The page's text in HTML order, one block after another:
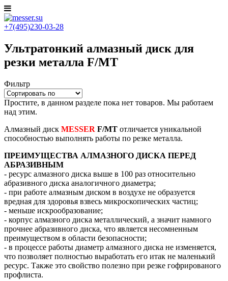
+7(495)230-03-28
Ультратонкий алмазный диск для
резки металла F/MT
Фильтр
Простите, в данном разделе пока нет товаров. Мы работаем
над этим.
Алмазный диск MESSER F/MТ отличается уникальной
способностью выполнять работы по резке металла.
ПРЕИМУЩЕСТВА АЛМАЗНОГО ДИСКА ПЕРЕД
АБРАЗИВНЫМ
- ресурс алмазного диска выше в 100 раз относительно
абразивного диска аналогичного диаметра;
- при работе алмазным диском в воздухе не образуется
вредная для здоровья взвесь микроскопических частиц;
- меньше искрообразование;
- корпус алмазного диска металлический, а значит намного
прочнее абразивного диска, что является несомненным
преимуществом в области безопасности;
- в процессе работы диаметр алмазного диска не изменяется,
что позволяет полностью выработать его итак не маленький
ресурс. Также это свойство полезно при резке гофрированого
профлиста.